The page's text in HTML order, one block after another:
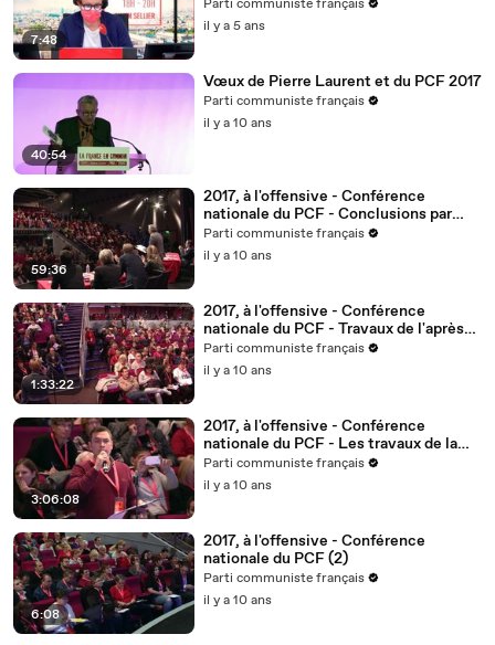
7:48
Parti communiste français
il y a 5 ans
40:54
Vœux de Pierre Laurent et du PCF 2017
Parti communiste français
il y a 10 ans
59:36
2017, à l'offensive - Conférence
nationale du PCF - Conclusions par
Pierre Laurent
Parti communiste français
il y a 10 ans
1:33:22
2017, à l'offensive - Conférence
nationale du PCF - Travaux de l'après-
midi
Parti communiste français
il y a 10 ans
3:06:08
2017, à l'offensive - Conférence
nationale du PCF - Les travaux de la
matinée
Parti communiste français
il y a 10 ans
6:08
2017, à l'offensive - Conférence
nationale du PCF (2)
Parti communiste français
il y a 10 ans